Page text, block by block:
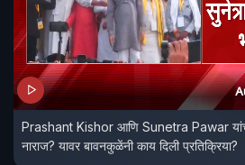
Prashant Kishor आणि Sunetra Pawar
नाराज? यावर बावनकुळेंनी काय दिली प्रतिक्रिया?